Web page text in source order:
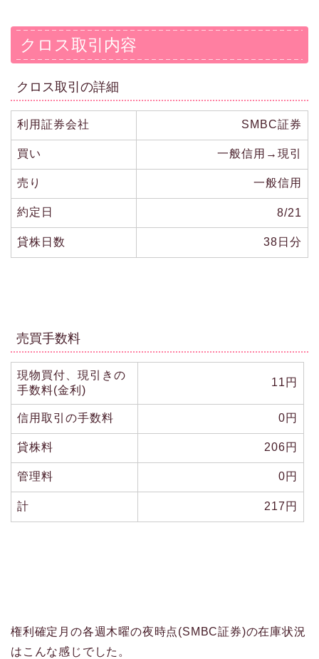
クロス取引内容
クロス取引の詳細
利用証券会社 SMBC証券
買い 一般信用→現引
売り 一般信用
約定日 8/21
貸株日数 38日分
売買手数料
現物買付、現引きの
手数料(金利)
11円
信用取引の手数料 0円
貸株料 206円
管理料 0円
計 217円
権利確定月の各週木曜の夜時点(SMBC証券)の在庫状況
はこんな感じでした。